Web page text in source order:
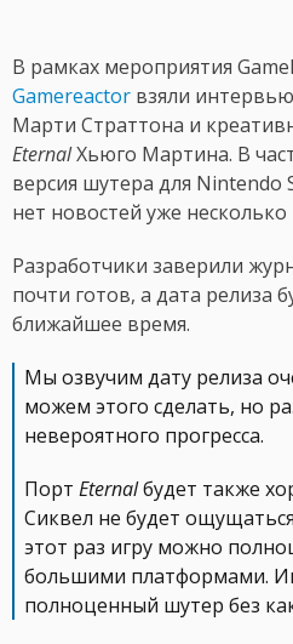
В рамках мероприятия
Gamereactor взяли
Марти Страттона и
EternalХьюго Мартина. В
версия шутера для Nintendo
нет новостей уже несколько
Разработчики заверили
почти готов, а дата релиза
ближайшее время.
Мы озвучим дату релиза
можем этого сделать, но
невероятного прогресса.
Порт Eternalбудет также
Сиквел не будет
этот раз игру можно
большими платформами.
полноценный шутер без